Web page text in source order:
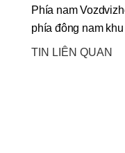
Phía nam
phía đông nam
TIN LIÊN QUAN